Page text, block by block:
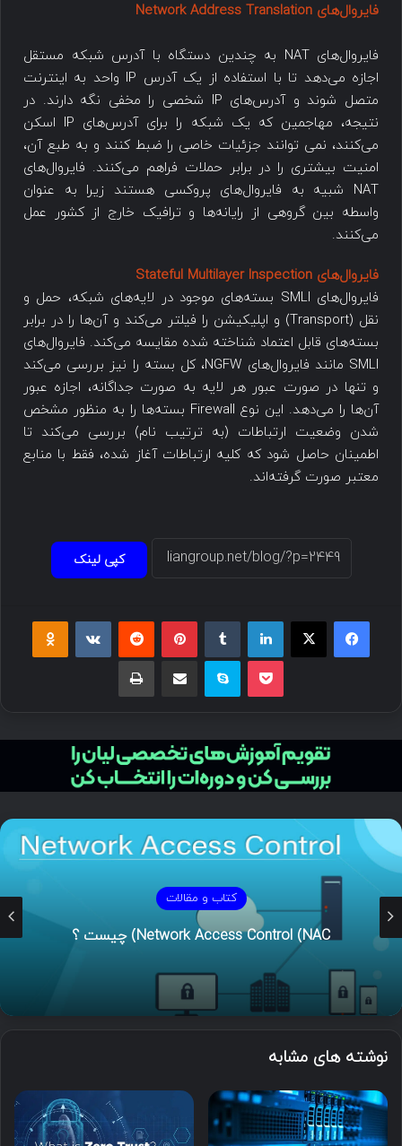
فایروال‌های Network Address Translation
فایروال‌های NAT به چندین دستگاه با آدرس شبکه مستقل
اجازه می‌دهد تا با استفاده از یک آدرس IP واحد به اینترنت
متصل شوند و آدرس‌های IP شخصی را مخفی نگه دارند. در
نتیجه، مهاجمین که یک شبکه را برای آدرس‌های IP اسکن
می‌کنند، نمی توانند جزئیات خاصی را ضبط کنند و به طبع آن،
امنیت بیشتری را در برابر حملات فراهم می‌کنند. فایروال‌های
NAT شبیه به فایروال‌های پروکسی هستند زیرا به عنوان
واسطه بین گروهی از رایانه‌ها و ترافیک خارج از کشور عمل
می‌کنند.
فایروال‌های Stateful Multilayer Inspection
فایروال‌های SMLI بسته‌های موجود در لایه‌های شبکه، حمل و
نقل (Transport) و اپلیکیشن را فیلتر می‌کند و آن‌ها را در برابر
بسته‌های قابل اعتماد شناخته شده مقایسه می‌کند. فایروال‌های
SMLI مانند فایروال‌های NGFW، کل بسته را نیز بررسی می‌کند
و تنها در صورت عبور هر لایه به صورت جداگانه، اجازه عبور
آن‌ها را می‌دهد. این نوع Firewall بسته‌ها را به منظور مشخص
شدن وضعیت ارتباطات (به ترتیب نام) بررسی می‌کند تا
اطمینان حاصل شود که کلیه ارتباطات آغاز شده، فقط با منابع
معتبر صورت گرفته‌اند.
کپی لینک
کتاب و مقالات
Network Access Control (NAC) چیست ؟
نوشته های مشابه